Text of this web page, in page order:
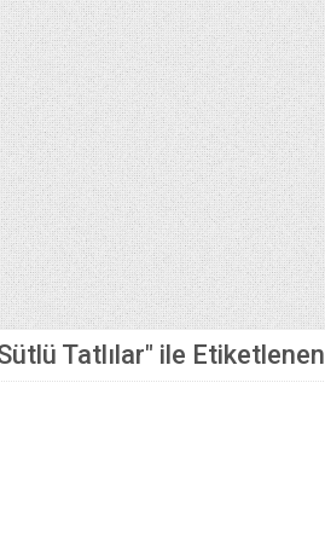
Tatlılar" ile